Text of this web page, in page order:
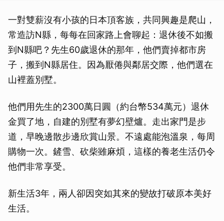
一對雙薪沒有小孩的日本頂客族，共同興趣是爬山，
常造訪N縣，每每在回家路上會聊起：退休後不如搬
到N縣吧？先生60歲退休的那年，他們賣掉都市房
子，搬到N縣居住。因為厭倦與鄰居交際，他們選在
山裡蓋別墅。
他們用先生的2300萬日圓（約台幣534萬元）退休
金買了地，自建的別墅有夢幻壁爐。走出家門是步
道，早晚邊散步邊欣賞山景。不遠處能泡溫泉，每周
購物一次。鏟雪、砍柴雖麻煩，這樣的養老生活仍令
他們非常享受。
新生活3年，兩人卻因突如其來的變故打破原本美好
生活。